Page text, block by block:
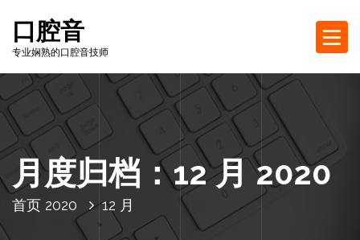
口腔音
专业娴熟的口腔音技师
月度归档：12 月 2020
首页 2020 12 月